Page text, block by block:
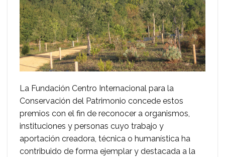
La Fundación Centro Internacional para la
Conservación del Patrimonio concede estos
premios con el fin de reconocer a organismos,
instituciones y personas cuyo trabajo y
aportación creadora, técnica o humanística ha
contribuido de forma ejemplar y destacada a la